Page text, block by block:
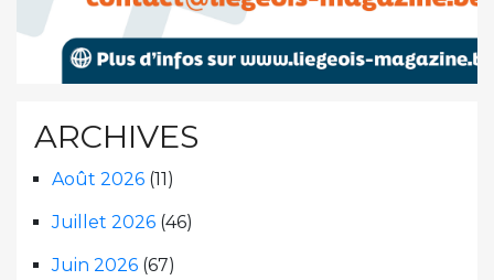
ARCHIVES
Août 2026 (11)
Juillet 2026 (46)
Juin 2026 (67)